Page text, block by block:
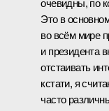
очевидны, по
Это в
во всём мире
и президента
отстаивать
кстати, я
часто